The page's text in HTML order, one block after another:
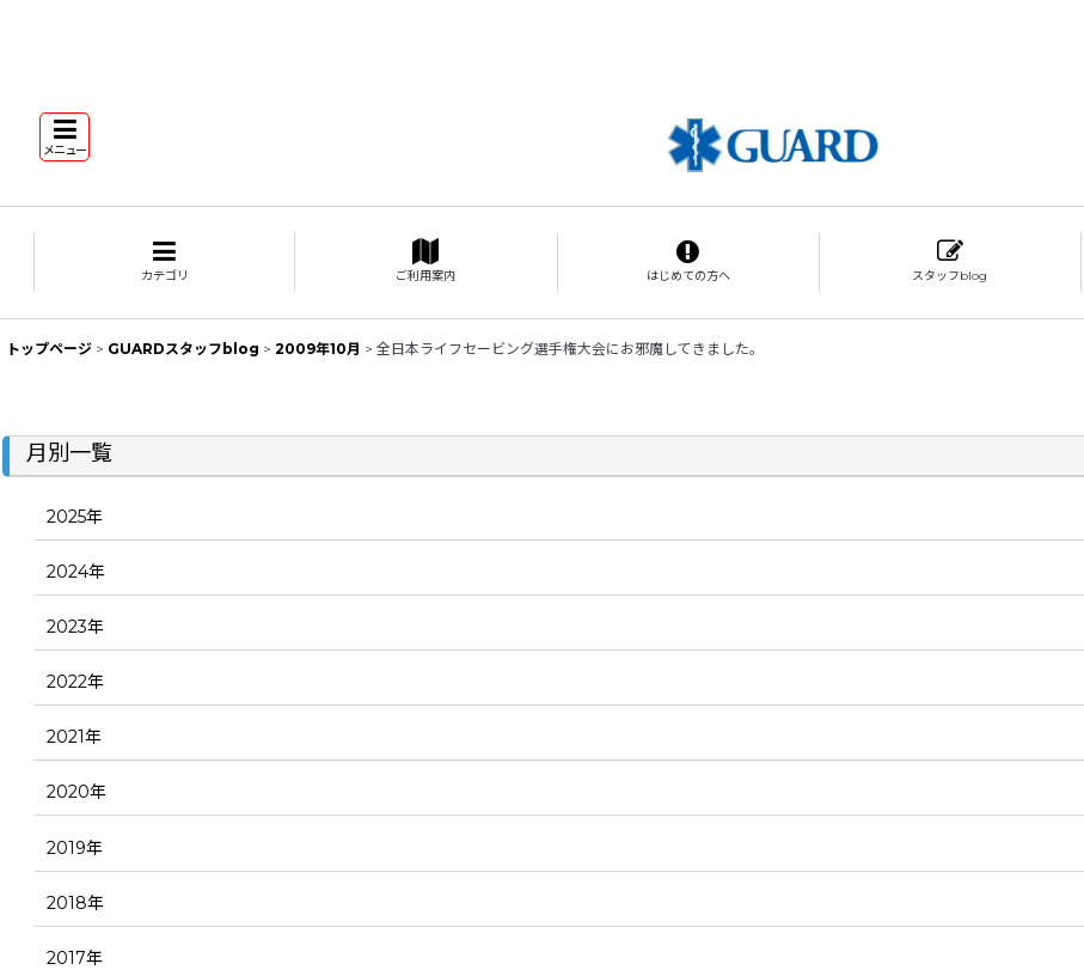
メニュー
カテゴリ ご利用案内 はじめての方へ スタッフblog
トップページ > GUARDスタッフblog > 2009年10月 > 全日本ライフセービング選手権大会にお邪魔してきました。
月別一覧
2025年
2024年
2023年
2022年
2021年
2020年
2019年
2018年
2017年